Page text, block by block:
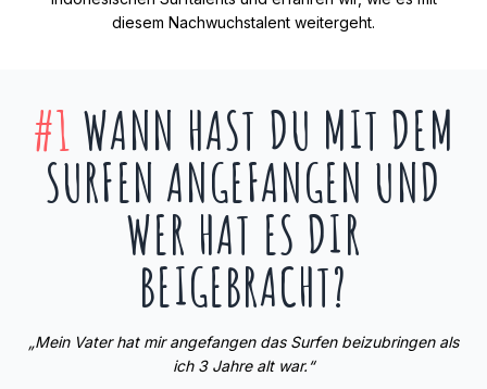
diesem Nachwuchstalent weitergeht.
#1 WANN HAST DU MIT DEM
SURFEN ANGEFANGEN UND
WER HAT ES DIR
BEIGEBRACHT?
„Mein Vater hat mir angefangen das Surfen beizubringen als
ich 3 Jahre alt war.“